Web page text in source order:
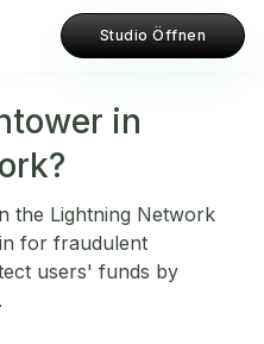
Studio Öffnen
in
the Lightning Network
for fraudulent
users' funds by